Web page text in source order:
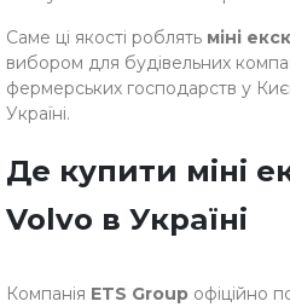
Саме ці якості роблять міні
вибором для будівельних
фермерських господарств у
Україні.
Де купити міні
Volvo в Україні
Компанія ETS Group офіційно